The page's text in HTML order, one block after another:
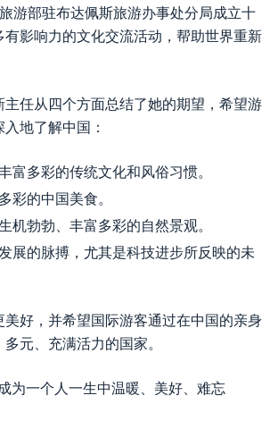
游部驻布达佩斯旅游办事处分局成立十
有影响力的文化交流活动，帮助世界重新
任从四个方面总结了她的期望，希望游
地了解中国：
富多彩的传统文化和风俗习惯。
彩的中国美食。
机勃勃、丰富多彩的自然景观。
展的脉搏，尤其是科技进步所反映的未
好，并希望国际游客通过在中国的亲身
元、充满活力的国家。
为一个人一生中温暖、美好、难忘